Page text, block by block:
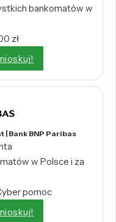
bankomatów w
zł
| Bank BNP Paribas
w Polsce i za
pomoc